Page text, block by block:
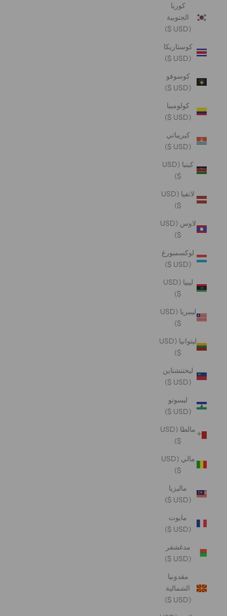
كوريا
الجنوبية
(USD $)
كوستاريكا
(USD $)
كوسوفو
(USD $)
كولومبيا
(USD $)
كيريباتي
(USD $)
كينيا (USD
$)
لاتفيا (USD
$)
لاوس (USD
$)
لوكسمبورغ
(USD $)
ليبيا (USD
$)
ليبيريا (USD
$)
ليتوانيا (USD
$)
ليختنشتاين
(USD $)
ليسوتو
(USD $)
مالطا (USD
$)
مالي (USD
$)
ماليزيا
(USD $)
مايوت
(USD $)
مدغشقر
(USD $)
مقدونيا
الشمالية
(USD $)